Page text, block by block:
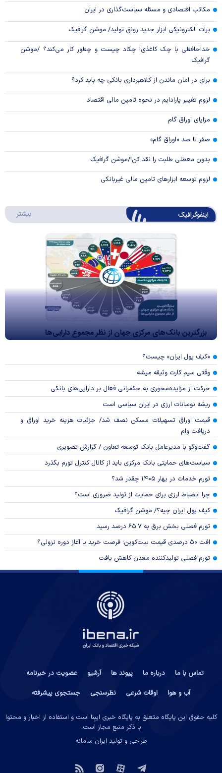
مکاتب اقتصادی و مسئله سیاست‌گذاری در ایران
برات الکترونیکی ابزار جدید رونق تولید/ موشن گرافیک
خداحافظی با چک کاغذی! چکاد چیست و چطور کار می‌کند؟ /موشن
گرافیک
برای در امان ماندن از کلاهبرداری بانکی چه باید کرد؟
لزوم تغییر پارادایم در نحوه تامین مالی اقتصاد
مزایای اوراق گام
صفر تا صد «اوراق گام»
بدون معطلی طلبت را نقد کن!/موشن گرافیک
لزوم توسعه ابزارهای تامین مالی غیربانکی
اینفوگرافیک بیشتر
بزرگترین بانک‌های مرکزی جهان از نظر مجموع دارایی‌ها
«کیف پول ایران» چیست؟
وقتی سیم کارت وثیقه میشه
حرکت از مزایده‌محوری به حکمرانی فعال بر دارایی‌های بانکی
ریشه نوسانات ارزی در ایران سیاسی است
قیمت اوراق تسهیلات مسکن نصف شد/ جزئیات هزینه خرید اوراق و
دریافت وام
گفت‌وگو با مدیرعامل بانک توسعه تعاون / گزارش تصویری
سیاست‌های حمایتی بانک مرکزی باید از کانال کنترل تورم بگذرد
تورم خدمات در بهار ۱۴۰۵ چقدر شد؟
چرا انضباط ارزی برای حمایت از تولید ضروری است؟
کیف پول ایران چیه؟/ موشن گرافیک
تورم فصلی بخش برق به ۶۵.۷ درصد رسید
افت ۵۰ درصدی قیمت بیت‌کوین؛ فرصت خرید یا آغاز دوره نزولی؟
تورم فصلی تولیدکننده معدن کاهش یافت
تماس با ما درباره ما پیوند ها آرشیو
عضویت در خبرنامه
آب و هوا
اوقات شرعی نظرسنجی جستجوی پیشرفته
کلیه حقوق این پایگاه متعلق به پایگاه خبری ایبِنا است و استفاده از اخبار و محتوا
با ذکر منبع مجاز است.
طراحی و تولید ایران سامانه